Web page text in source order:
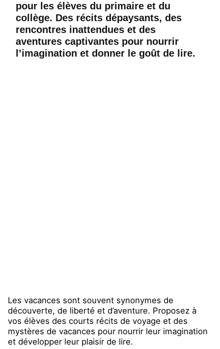
pour les élèves du primaire et du
collège. Des récits dépaysants, des
rencontres inattendues et des
aventures captivantes pour nourrir
l’imagination et donner le goût de lire.
Les vacances sont souvent synonymes de
découverte, de liberté et d’aventure. Proposez à
vos élèves des courts récits de voyage et des
mystères de vacances pour nourrir leur imagination
et développer leur plaisir de lire.